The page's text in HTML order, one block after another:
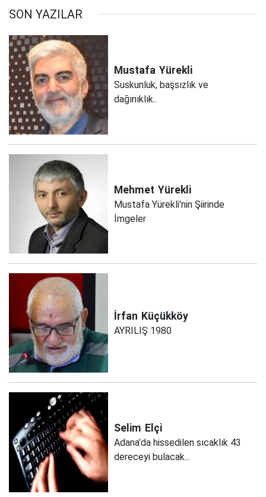
SON YAZILAR
Mustafa Yürekli
Suskunluk, başsızlık ve
dağınıklık..
Mehmet Yürekli
Mustafa Yürekli'nin Şiirinde
İmgeler
İrfan Küçükköy
AYRILIŞ 1980
Selim Elçi
Adana’da hissedilen sıcaklık 43
dereceyi bulacak...